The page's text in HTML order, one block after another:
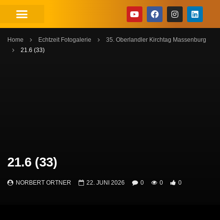
Home Echtzeit Fotogalerie
35. Oberlandler Kirchtag Massenburg
21.6 (33)
21.6 (33)
NORBERT ORTNER 22. JUNI 2026 0 0 0